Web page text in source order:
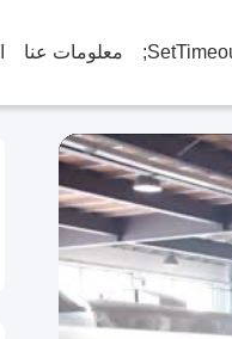
معلومات عنا